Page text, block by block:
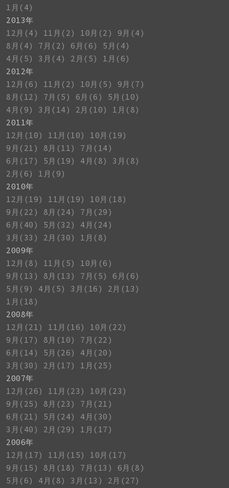
1月(4)
2013年
12月(4)
11月(2) 10月(2)
9月(4)
8月(4)
7月(2) 6月(6)
5月(4)
4月(5)
3月(4) 2月(5)
1月(6)
2012年
12月(6)
11月(2) 10月(5)
9月(7)
8月(12)
7月(5) 6月(6)
5月(10)
4月(9)
3月(14) 2月(10)
1月(8)
2011年
12月(10)
11月(10)
10月(19)
9月(21)
8月(11)
7月(14)
6月(17)
5月(19) 4月(8)
3月(8)
2月(6)
1月(9)
2010年
12月(19)
11月(19)
10月(18)
9月(22)
8月(24)
7月(29)
6月(40)
5月(32)
4月(24)
3月(33)
2月(30)
1月(8)
2009年
12月(8)
11月(5)
10月(6)
9月(13)
8月(13) 7月(5)
6月(6)
5月(9)
4月(5) 3月(16)
2月(13)
1月(18)
2008年
12月(21)
11月(16)
10月(22)
9月(17)
8月(10)
7月(22)
6月(14)
5月(26)
4月(20)
3月(30)
2月(17)
1月(25)
2007年
12月(26)
11月(23)
10月(23)
9月(25)
8月(23)
7月(21)
6月(21)
5月(24)
4月(30)
3月(40)
2月(29)
1月(17)
2006年
12月(17)
11月(15)
10月(17)
9月(15)
8月(18) 7月(13)
6月(8)
5月(6)
4月(8) 3月(13) 2月(27)